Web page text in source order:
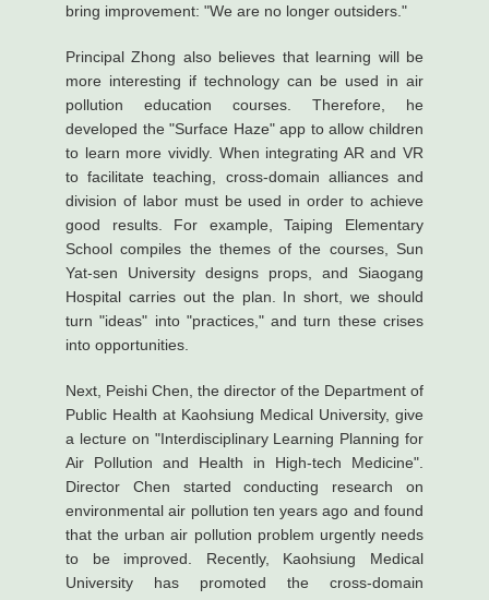
bring improvement: "We are no longer outsiders."
Principal Zhong also believes that learning will be
more interesting if technology can be used in air
pollution education courses. Therefore, he
developed the "Surface Haze" app to allow children
to learn more vividly. When integrating AR and VR
to facilitate teaching, cross-domain alliances and
division of labor must be used in order to achieve
good results. For example, Taiping Elementary
School compiles the themes of the courses, Sun
Yat-sen University designs props, and Siaogang
Hospital carries out the plan. In short, we should
turn "ideas" into "practices," and turn these crises
into opportunities.
Next, Peishi Chen, the director of the Department of
Public Health at Kaohsiung Medical University, give
a lecture on "Interdisciplinary Learning Planning for
Air Pollution and Health in High-tech Medicine".
Director Chen started conducting research on
environmental air pollution ten years ago and found
that the urban air pollution problem urgently needs
to be improved. Recently, Kaohsiung Medical
University has promoted the cross-domain